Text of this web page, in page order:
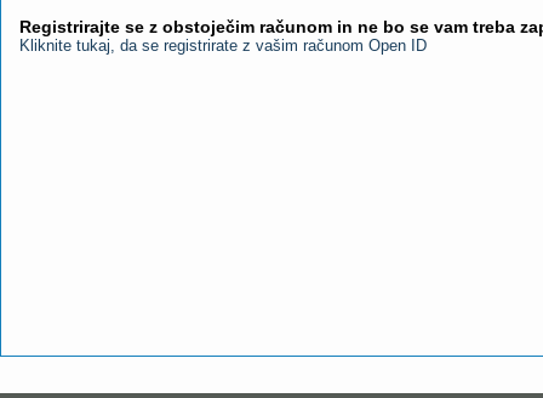
Registrirajte se z obstoječim računom in ne bo se vam treba
Kliknite tukaj, da se registrirate z vašim računom Open ID